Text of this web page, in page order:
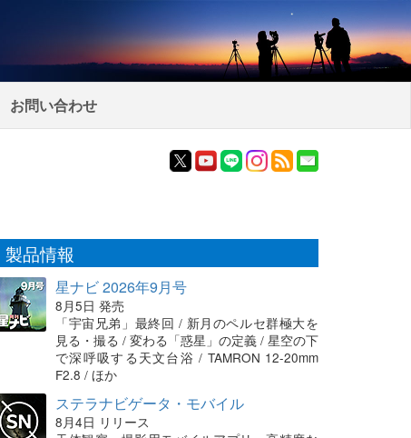
お問い合わせ
製品情報
星ナビ 2026年9月号
8月5日 発売
「宇宙兄弟」最終回 / 新月のペルセ群極大を
見る・撮る / 変わる「惑星」の定義 / 星空の下
で深呼吸する天文台浴 / TAMRON 12-20mm
F2.8 / ほか
ステラナビゲータ・モバイル
8月4日 リリース